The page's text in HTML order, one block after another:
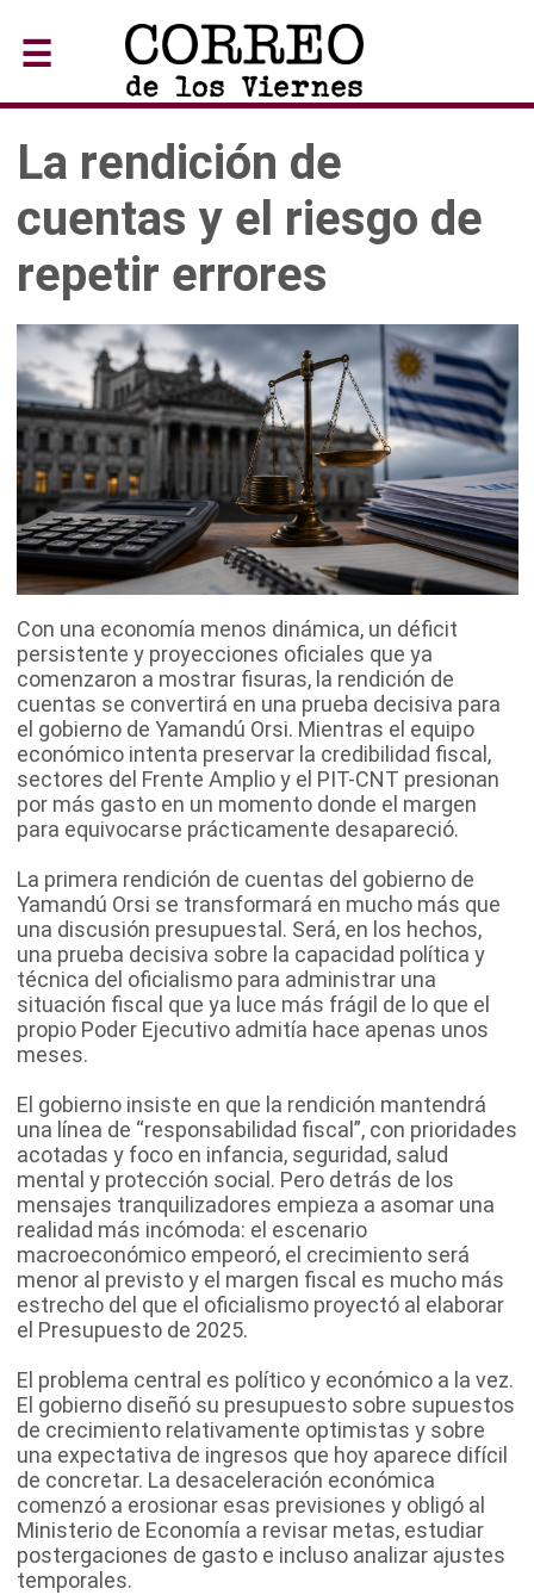
☰
La rendición de
cuentas y el riesgo de
repetir errores
Con una economía menos dinámica, un déficit
persistente y proyecciones oficiales que ya
comenzaron a mostrar fisuras, la rendición de
cuentas se convertirá en una prueba decisiva para
el gobierno de Yamandú Orsi. Mientras el equipo
económico intenta preservar la credibilidad fiscal,
sectores del Frente Amplio y el PIT-CNT presionan
por más gasto en un momento donde el margen
para equivocarse prácticamente desapareció.
La primera rendición de cuentas del gobierno de
Yamandú Orsi se transformará en mucho más que
una discusión presupuestal. Será, en los hechos,
una prueba decisiva sobre la capacidad política y
técnica del oficialismo para administrar una
situación fiscal que ya luce más frágil de lo que el
propio Poder Ejecutivo admitía hace apenas unos
meses.
El gobierno insiste en que la rendición mantendrá
una línea de “responsabilidad fiscal”, con prioridades
acotadas y foco en infancia, seguridad, salud
mental y protección social. Pero detrás de los
mensajes tranquilizadores empieza a asomar una
realidad más incómoda: el escenario
macroeconómico empeoró, el crecimiento será
menor al previsto y el margen fiscal es mucho más
estrecho del que el oficialismo proyectó al elaborar
el Presupuesto de 2025.
El problema central es político y económico a la vez.
El gobierno diseñó su presupuesto sobre supuestos
de crecimiento relativamente optimistas y sobre
una expectativa de ingresos que hoy aparece difícil
de concretar. La desaceleración económica
comenzó a erosionar esas previsiones y obligó al
Ministerio de Economía a revisar metas, estudiar
postergaciones de gasto e incluso analizar ajustes
temporales.